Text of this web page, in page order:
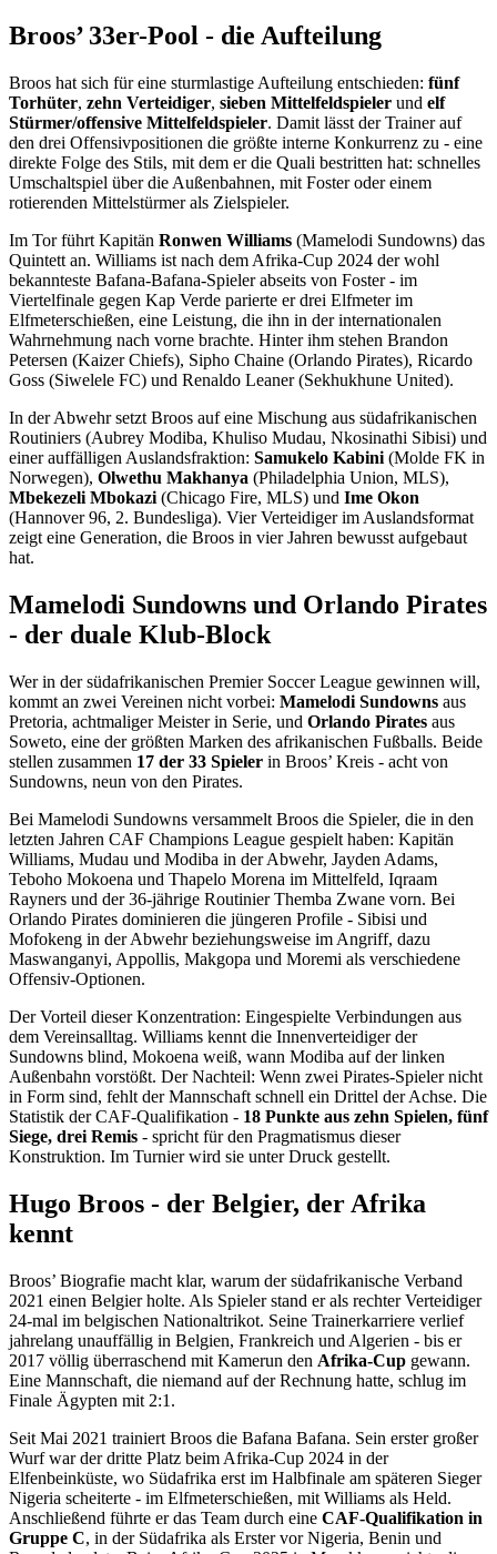
Broos’ 33er-Pool - die Aufteilung
Broos hat sich für eine sturmlastige Aufteilung entschieden: fünf
Torhüter, zehn Verteidiger, sieben Mittelfeldspieler und elf
Stürmer/offensive Mittelfeldspieler. Damit lässt der Trainer auf
den drei Offensivpositionen die größte interne Konkurrenz zu - eine
direkte Folge des Stils, mit dem er die Quali bestritten hat: schnelles
Umschaltspiel über die Außenbahnen, mit Foster oder einem
rotierenden Mittelstürmer als Zielspieler.
Im Tor führt Kapitän Ronwen Williams (Mamelodi Sundowns) das
Quintett an. Williams ist nach dem Afrika-Cup 2024 der wohl
bekannteste Bafana-Bafana-Spieler abseits von Foster - im
Viertelfinale gegen Kap Verde parierte er drei Elfmeter im
Elfmeterschießen, eine Leistung, die ihn in der internationalen
Wahrnehmung nach vorne brachte. Hinter ihm stehen Brandon
Petersen (Kaizer Chiefs), Sipho Chaine (Orlando Pirates), Ricardo
Goss (Siwelele FC) und Renaldo Leaner (Sekhukhune United).
In der Abwehr setzt Broos auf eine Mischung aus südafrikanischen
Routiniers (Aubrey Modiba, Khuliso Mudau, Nkosinathi Sibisi) und
einer auffälligen Auslandsfraktion: Samukelo Kabini (Molde FK in
Norwegen), Olwethu Makhanya (Philadelphia Union, MLS),
Mbekezeli Mbokazi (Chicago Fire, MLS) und Ime Okon
(Hannover 96, 2. Bundesliga). Vier Verteidiger im Auslandsformat
zeigt eine Generation, die Broos in vier Jahren bewusst aufgebaut
hat.
Mamelodi Sundowns und Orlando Pirates
- der duale Klub-Block
Wer in der südafrikanischen Premier Soccer League gewinnen will,
kommt an zwei Vereinen nicht vorbei: Mamelodi Sundowns aus
Pretoria, achtmaliger Meister in Serie, und Orlando Pirates aus
Soweto, eine der größten Marken des afrikanischen Fußballs. Beide
stellen zusammen 17 der 33 Spieler in Broos’ Kreis - acht von
Sundowns, neun von den Pirates.
Bei Mamelodi Sundowns versammelt Broos die Spieler, die in den
letzten Jahren CAF Champions League gespielt haben: Kapitän
Williams, Mudau und Modiba in der Abwehr, Jayden Adams,
Teboho Mokoena und Thapelo Morena im Mittelfeld, Iqraam
Rayners und der 36-jährige Routinier Themba Zwane vorn. Bei
Orlando Pirates dominieren die jüngeren Profile - Sibisi und
Mofokeng in der Abwehr beziehungsweise im Angriff, dazu
Maswanganyi, Appollis, Makgopa und Moremi als verschiedene
Offensiv-Optionen.
Der Vorteil dieser Konzentration: Eingespielte Verbindungen aus
dem Vereinsalltag. Williams kennt die Innenverteidiger der
Sundowns blind, Mokoena weiß, wann Modiba auf der linken
Außenbahn vorstößt. Der Nachteil: Wenn zwei Pirates-Spieler nicht
in Form sind, fehlt der Mannschaft schnell ein Drittel der Achse. Die
Statistik der CAF-Qualifikation - 18 Punkte aus zehn Spielen, fünf
Siege, drei Remis - spricht für den Pragmatismus dieser
Konstruktion. Im Turnier wird sie unter Druck gestellt.
Hugo Broos - der Belgier, der Afrika
kennt
Broos’ Biografie macht klar, warum der südafrikanische Verband
2021 einen Belgier holte. Als Spieler stand er als rechter Verteidiger
24-mal im belgischen Nationaltrikot. Seine Trainerkarriere verlief
jahrelang unauffällig in Belgien, Frankreich und Algerien - bis er
2017 völlig überraschend mit Kamerun den Afrika-Cup gewann.
Eine Mannschaft, die niemand auf der Rechnung hatte, schlug im
Finale Ägypten mit 2:1.
Seit Mai 2021 trainiert Broos die Bafana Bafana. Sein erster großer
Wurf war der dritte Platz beim Afrika-Cup 2024 in der
Elfenbeinküste, wo Südafrika erst im Halbfinale am späteren Sieger
Nigeria scheiterte - im Elfmeterschießen, mit Williams als Held.
Anschließend führte er das Team durch eine CAF-Qualifikation in
Gruppe C, in der Südafrika als Erster vor Nigeria, Benin und